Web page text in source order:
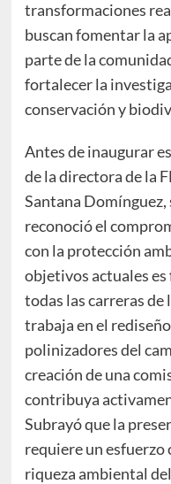
transformaciones
buscan fomentar la
parte de la
fortalecer la
conservación y
Antes de inaugurar
de la directora de la
Santana
reconoció el
con la protección
objetivos actuales
todas las carreras de
trabaja en el
polinizadores del
creación de una
contribuya
Subrayó que la
requiere un
riqueza ambiental